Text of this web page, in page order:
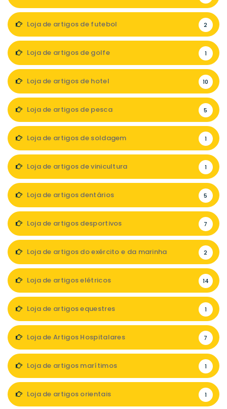
Loja de artigos de futebol 2
Loja de artigos de golfe 1
Loja de artigos de hotel 10
Loja de artigos de pesca 5
Loja de artigos de soldagem 1
Loja de artigos de vinicultura 1
Loja de artigos dentários 5
Loja de artigos desportivos 7
Loja de artigos do exército e da marinha 2
Loja de artigos elétricos 14
Loja de artigos equestres 1
Loja de Artigos Hospitalares 7
Loja de artigos marítimos 1
Loja de artigos orientais 1